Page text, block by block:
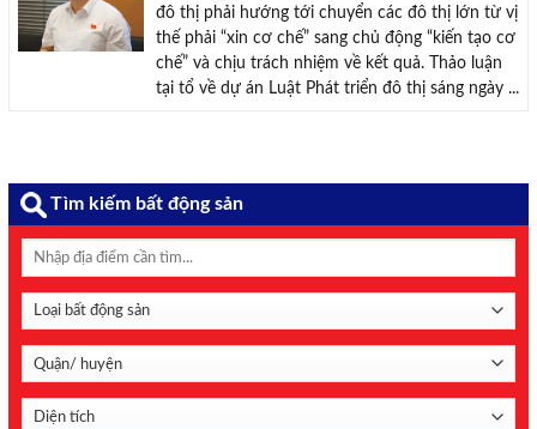
đô thị phải hướng tới chuyển các đô thị lớn từ vị
thế phải “xin cơ chế” sang chủ động “kiến tạo cơ
chế” và chịu trách nhiệm về kết quả. Thảo luận
tại tổ về dự án Luật Phát triển đô thị sáng ngày ...
Tìm kiếm bất động sản